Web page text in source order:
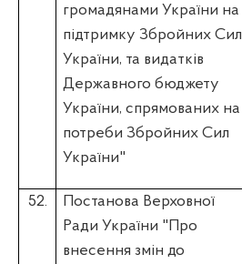
громадянами України на
підтримку Збройних Сил
України, та видатків
Державного бюджету
України, спрямованих на
потреби Збройних Сил
України"
52.
Постанова Верховної
Ради України "Про
внесення змін до